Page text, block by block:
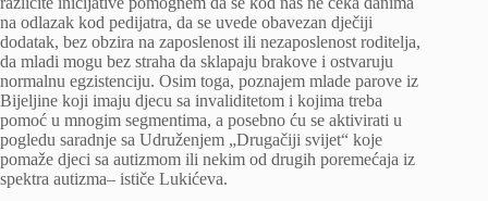
na odlazak kod pedijatra, da se uvede obavezan dječiji
dodatak, bez obzira na zaposlenost ili nezaposlenost roditelja,
da mladi mogu bez straha da sklapaju brakove i ostvaruju
normalnu egzistenciju. Osim toga, poznajem mlade parove iz
Bijeljine koji imaju djecu sa invaliditetom i kojima treba
pomoć u mnogim segmentima, a posebno ću se aktivirati u
pogledu saradnje sa Udruženjem „Drugačiji svijet“ koje
pomaže djeci sa autizmom ili nekim od drugih poremećaja iz
spektra autizma– ističe Lukićeva.